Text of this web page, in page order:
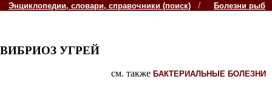
Энциклопедии, словари, справочники (поиск) / Болезни рыб
ВИБРИОЗ УГРЕЙ
см. также БАКТЕРИАЛЬНЫЕ БОЛЕЗНИ